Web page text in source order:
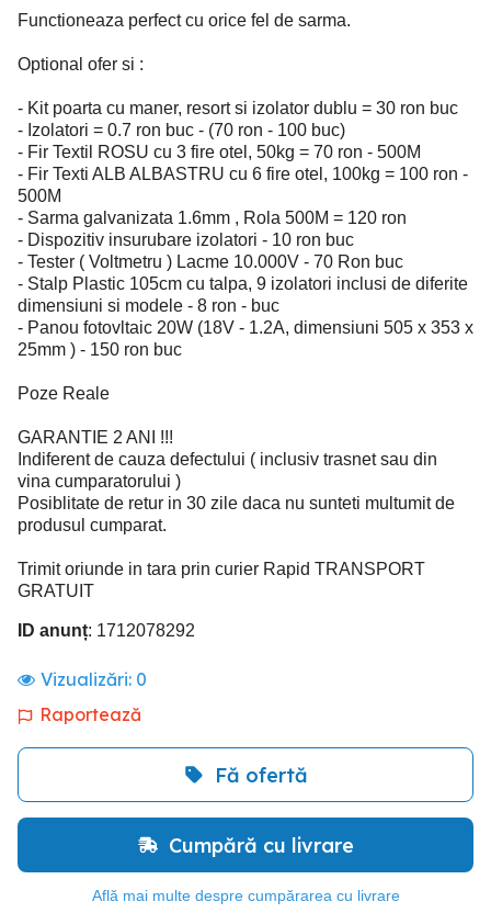
Functioneaza perfect cu orice fel de sarma.
Optional ofer si :
- Kit poarta cu maner, resort si izolator dublu = 30 ron buc
- Izolatori = 0.7 ron buc - (70 ron - 100 buc)
- Fir Textil ROSU cu 3 fire otel, 50kg = 70 ron - 500M
- Fir Texti ALB ALBASTRU cu 6 fire otel, 100kg = 100 ron -
500M
- Sarma galvanizata 1.6mm , Rola 500M = 120 ron
- Dispozitiv insurubare izolatori - 10 ron buc
- Tester ( Voltmetru ) Lacme 10.000V - 70 Ron buc
- Stalp Plastic 105cm cu talpa, 9 izolatori inclusi de diferite
dimensiuni si modele - 8 ron - buc
- Panou fotovltaic 20W (18V - 1.2A, dimensiuni 505 x 353 x
25mm ) - 150 ron buc
Poze Reale
GARANTIE 2 ANI !!!
Indiferent de cauza defectului ( inclusiv trasnet sau din
vina cumparatorului )
Posiblitate de retur in 30 zile daca nu sunteti multumit de
produsul cumparat.
Trimit oriunde in tara prin curier Rapid TRANSPORT
GRATUIT
ID anunț: 1712078292
Vizualizări: 0
Raportează
Fă ofertă
Cumpără cu livrare
Află mai multe despre cumpărarea cu livrare